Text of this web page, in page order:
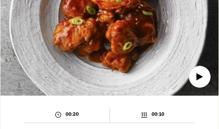
TEMPS
PRÉPARATION :
00:20 TEMPS
CUISSON :
00:10